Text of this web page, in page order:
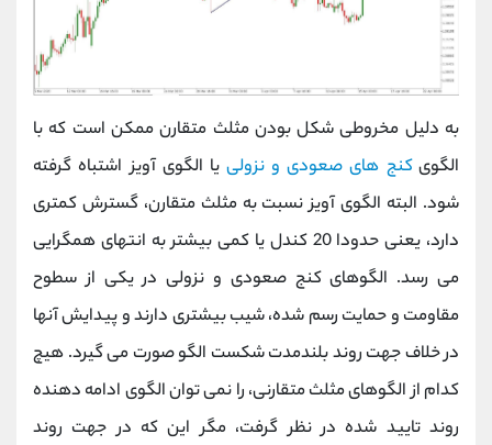
به دلیل مخروطی شکل بودن مثلث متقارن ممکن است که با
الگویکنج های صعودی و نزولی یا الگوی آویز اشتباه گرفته
شود. البته الگوی آویز نسبت به مثلث متقارن، گسترش کمتری
دارد، یعنی حدودا 20 کندل یا کمی بیشتر به انتهای همگرایی
می رسد. الگوهای کنج صعودی و نزولی در یکی از سطوح
مقاومت و حمایت رسم شده، شیب بیشتری دارند و پیدایش آنها
در خلاف جهت روند بلندمدت شکست الگو صورت می گیرد. هیچ
کدام از الگوهای مثلث متقارنی، را نمی توان الگوی ادامه دهنده
روند تایید شده در نظر گرفت، مگر این که در جهت روند